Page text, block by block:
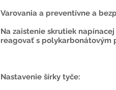
Varovania a preventívne a
Na zaistenie skrutiek
reagovať s polykarbonátovým
Nastavenie šírky tyče: